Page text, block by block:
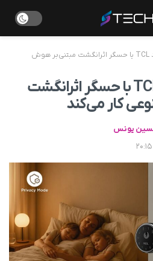
این قفل هوشمند TCL با حسگر اثرانگشت مبتنی‌بر هوش
این قفل هوشمند TCL با حسگر اثرانگشت
کار می‌کند
یونس